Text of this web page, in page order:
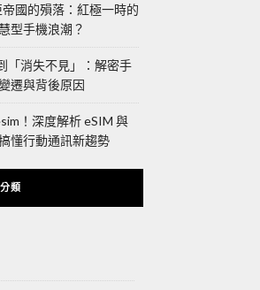
國的殞落：紅極一時的
型手機浪潮？
「消失不見」：解密手
遷與背後原因
！深度解析 eSIM 與
懂行動通訊新趨勢
分類